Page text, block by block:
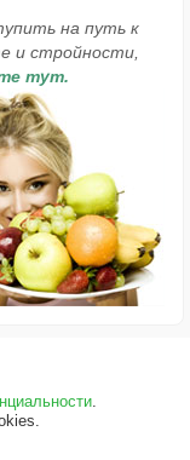
на путь к
и стройности,
тут.
.